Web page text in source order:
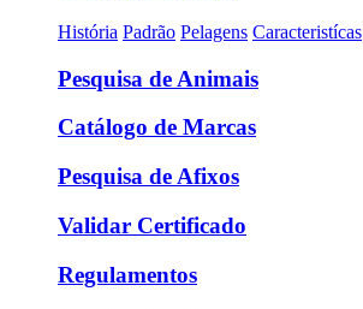
História Padrão Pelagens Caracteristícas
Pesquisa de Animais
Catálogo de Marcas
Pesquisa de Afixos
Validar Certificado
Regulamentos